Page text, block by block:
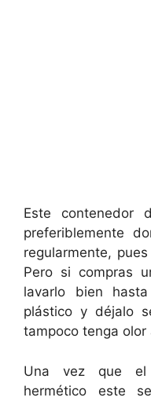
Este contenedor
preferiblemente
regularmente,
Pero si compras
lavarlo bien
plástico y déjalo
tampoco tenga
Una vez que el
hermético este